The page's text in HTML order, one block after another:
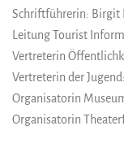
Schriftführerin: Birgit
Leitung Tourist
Vertreterin
Vertreterin der
Organisatorin
Organisatorin